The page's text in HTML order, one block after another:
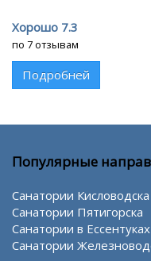
Хорошо 7.3
по 7 отзывам
Подробней
Популярные
Санатории Кисловодска
Санатории Пятигорска
Санатории в Ессентуках
Санатории